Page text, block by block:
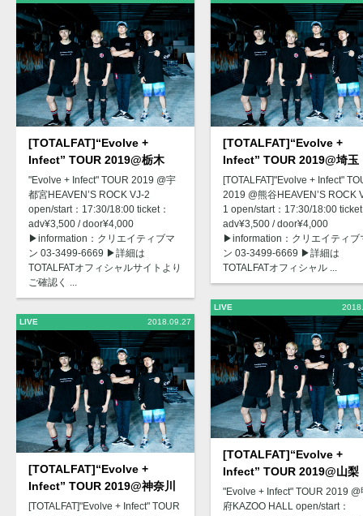
[TOTALFAT]“Evolve +
Infect” TOUR 2019@栃木
"Evolve + Infect" TOUR 2019 @宇
都宮HEAVEN’S ROCK VJ-2
open/start：17:30/18:00 ticket：
adv¥3,500 / door¥4,000
▶︎information：クリエイティブマ
ン 03-3499-6669 ▶︎詳細は
TOTALFATオフィシャルサイトより
ご確認く ...
LIVE 2018.09.27
[TOTALFAT]“Evolve +
Infect” TOUR 2019@神奈川
[TOTALFAT]"Evolve + Infect" TOUR
[TOTALFAT]“Evolve +
Infect” TOUR 2019@埼玉
[TOTALFAT]"Evolve + Infect"
2019 @熊谷HEAVEN’S ROCK
1 open/start：17:30/18:00
adv¥3,500 / door¥4,000
▶︎information：クリエイティブ
ン 03-3499-6669 ▶︎詳細は
TOTALFATオフィシャル ...
LIVE
[TOTALFAT]“Evolve +
Infect” TOUR 2019@山梨
"Evolve + Infect" TOUR 2019 @
府KAZOO HALL open/start：